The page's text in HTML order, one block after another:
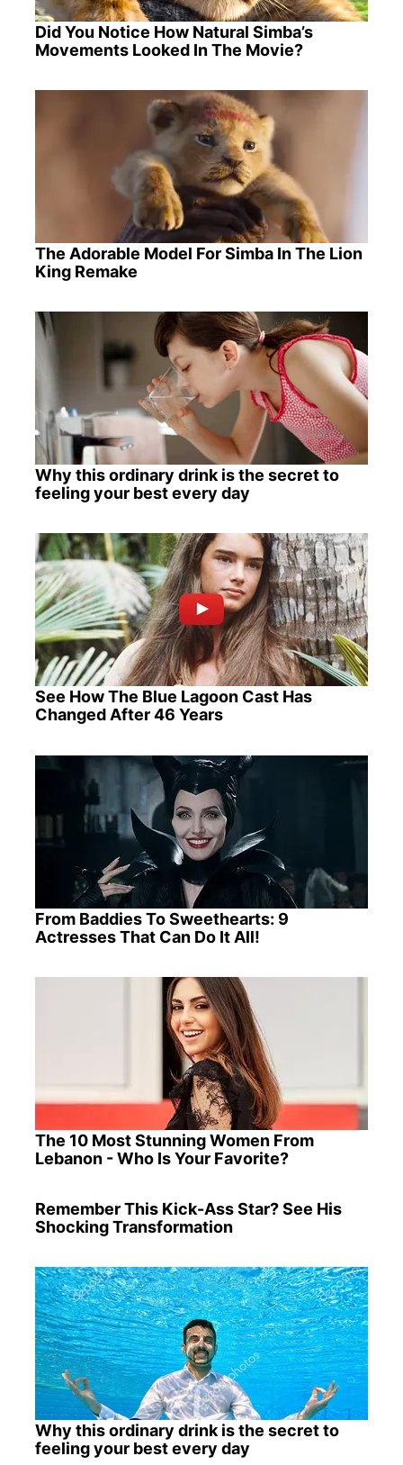
Did You Notice How Natural Simba’s
Movements Looked In The Movie?
The Adorable Model For Simba In The Lion
King Remake
Why this ordinary drink is the secret to
feeling your best every day
See How The Blue Lagoon Cast Has
Changed After 46 Years
From Baddies To Sweethearts: 9
Actresses That Can Do It All!
The 10 Most Stunning Women From
Lebanon - Who Is Your Favorite?
Remember This Kick-Ass Star? See His
Shocking Transformation
Why this ordinary drink is the secret to
feeling your best every day